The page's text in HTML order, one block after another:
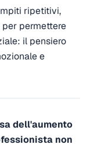
ripetitivi,
permettere
il pensiero
e
dell'aumento
non